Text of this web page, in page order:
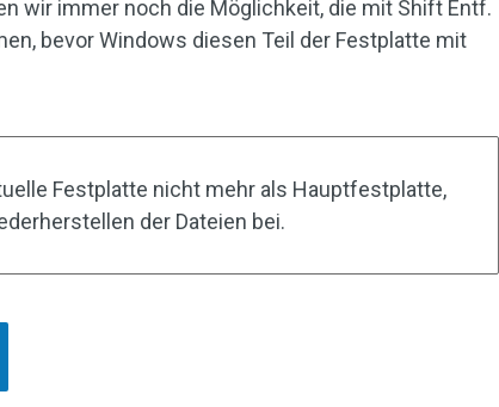
wir immer noch die Möglichkeit, die mit Shift Entf.
bevor Windows diesen Teil der Festplatte mit
Festplatte nicht mehr als Hauptfestplatte,
der Dateien bei.